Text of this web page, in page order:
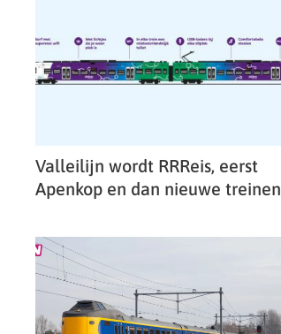
Valleilijn wordt RRReis, eerst
Apenkop en dan nieuwe treinen